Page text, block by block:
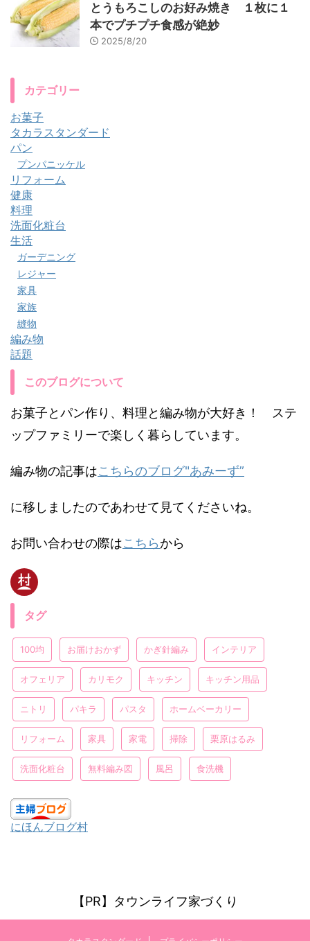
とうもろこしのお好み焼き １枚に１
本でプチプチ食感が絶妙
2025/8/20
カテゴリー
お菓子
タカラスタンダード
パン
プンパニッケル
リフォーム
健康
料理
洗面化粧台
生活
ガーデニング
レジャー
家具
家族
縫物
編み物
話題
このブログについて
お菓子とパン作り、料理と編み物が大好き！ ステ
ップファミリーで楽しく暮らしています。
編み物の記事はこちらのブログ"あみーず”
に移しましたのであわせて見てくださいね。
お問い合わせの際はこちらから
タグ
100均 お届けおかず かぎ針編み インテリア
オフェリア カリモク キッチン キッチン用品
ニトリ パキラ パスタ ホームベーカリー
リフォーム 家具 家電 掃除 栗原はるみ
洗面化粧台 無料編み図 風呂 食洗機
にほんブログ村
【PR】タウンライフ家づくり